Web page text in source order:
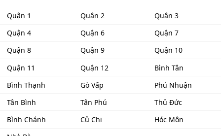
Quận 1 Quận 2
Quận 3
Quận 4
Quận 6
Quận 7
Quận 8
Quận 9
Quận 10
Quận 11
Quận 12
Bình Tân
Bình Thạnh
Gò Vấp
Phú Nhuận
Tân Bình
Tân Phú
Thủ Đức
Bình Chánh
Củ Chi
Hóc Môn